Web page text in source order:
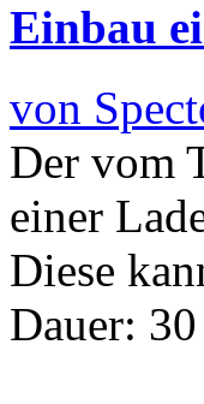
Einbau
von
Der vom
einer
Diese
Dauer: